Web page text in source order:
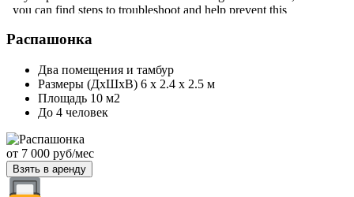
Распашонка
Два помещения и тамбур
Размеры (ДхШхВ) 6 х 2.4 х 2.5 м
Площадь 10 м2
До 4 человек
от 7 000 руб/мес
Взять в аренду